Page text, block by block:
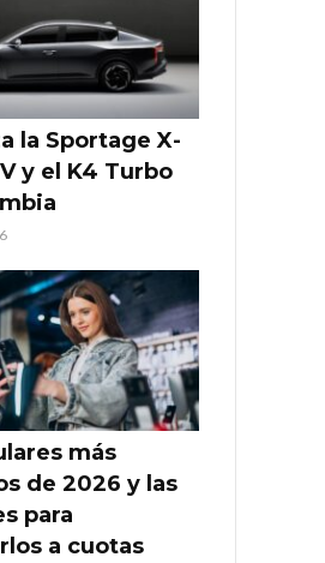
la Sportage X-
y el K4 Turbo
más
de 2026 y las
para
a cuotas